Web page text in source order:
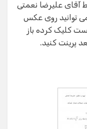
علیرضا نعمتی
توانید روی عکس
کلیک کرده باز
پرینت کنید.